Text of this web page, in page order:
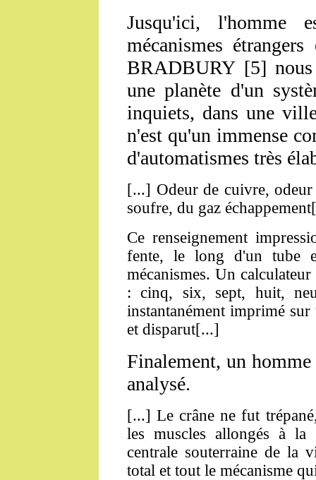
Jusqu'ici, l'homme
mécanismes
BRADBURY [5] nous
une planète d'un
inquiets, dans une
n'est qu'un immense
d'automatismes très
[...] Odeur de cuivre,
soufre, du gaz
Ce renseignement
fente, le long d'un tube
mécanismes. Un
: cinq, six, sept, huit,
instantanément imprimé
et disparut[...]
Finalement, un
analysé.
[...] Le crâne ne fut
les muscles allongés à
centrale souterraine de la
total et tout le mécanisme